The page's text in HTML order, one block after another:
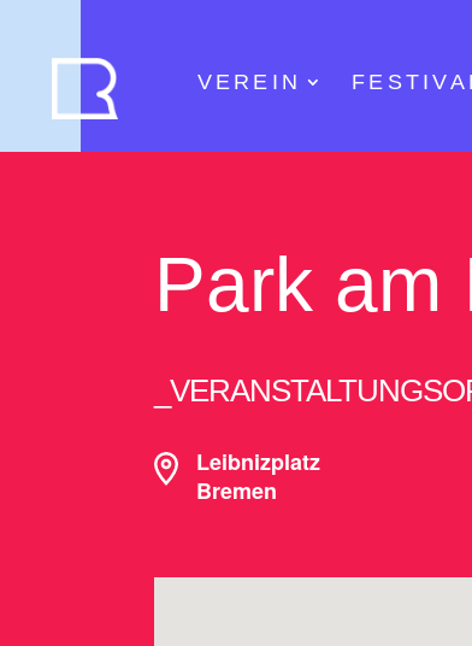
VEREIN
Park am
Leibnizplatz
Bremen